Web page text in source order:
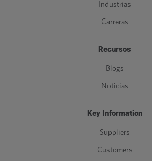
Industrias
Carreras
Recursos
Blogs
Noticias
Key Information
Suppliers
Customers